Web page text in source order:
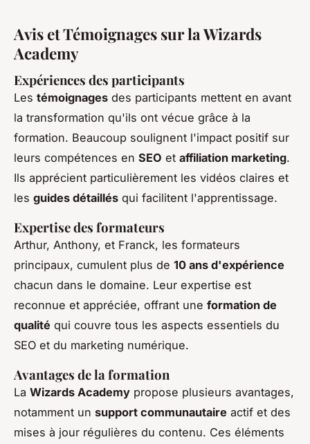
Avis et Témoignages sur la Wizards
Academy
Expériences des participants
Les témoignages des participants mettent en avant
la transformation qu'ils ont vécue grâce à la
formation. Beaucoup soulignent l'impact positif sur
leurs compétences en SEO et affiliation marketing.
Ils apprécient particulièrement les vidéos claires et
les guides détaillés qui facilitent l'apprentissage.
Expertise des formateurs
Arthur, Anthony, et Franck, les formateurs
principaux, cumulent plus de 10 ans d'expérience
chacun dans le domaine. Leur expertise est
reconnue et appréciée, offrant une formation de
qualité qui couvre tous les aspects essentiels du
SEO et du marketing numérique.
Avantages de la formation
La Wizards Academy propose plusieurs avantages,
notamment un support communautaire actif et des
mises à jour régulières du contenu. Ces éléments